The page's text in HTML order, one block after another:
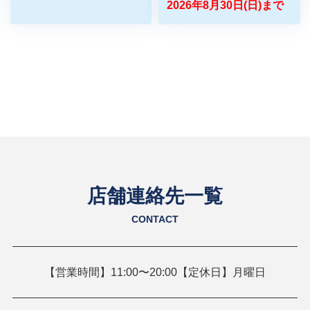
2026年8月30日(日)まで
店舗連絡先一覧
CONTACT
【営業時間】11:00〜20:00【定休日】月曜日